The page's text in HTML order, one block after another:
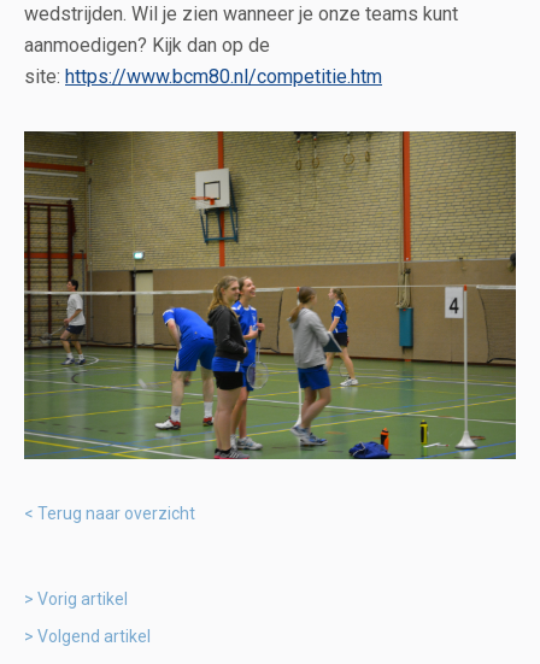
wedstrijden. Wil je zien wanneer je onze teams kunt
aanmoedigen? Kijk dan op de
site: https://www.bcm80.nl/competitie.htm
Terug naar overzicht
Vorig artikel
Volgend artikel